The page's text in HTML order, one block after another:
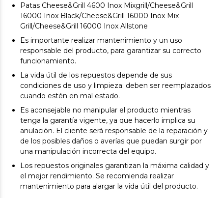
Patas Cheese&Grill 4600 Inox Mixgrill/Cheese&Grill
16000 Inox Black/Cheese&Grill 16000 Inox Mix
Grill/Cheese&Grill 16000 Inox Allstone
Es importante realizar mantenimiento y un uso
responsable del producto, para garantizar su correcto
funcionamiento.
La vida útil de los repuestos depende de sus
condiciones de uso y limpieza; deben ser reemplazados
cuando estén en mal estado.
Es aconsejable no manipular el producto mientras
tenga la garantía vigente, ya que hacerlo implica su
anulación. El cliente será responsable de la reparación y
de los posibles daños o averías que puedan surgir por
una manipulación incorrecta del equipo.
Los repuestos originales garantizan la máxima calidad y
el mejor rendimiento. Se recomienda realizar
mantenimiento para alargar la vida útil del producto.